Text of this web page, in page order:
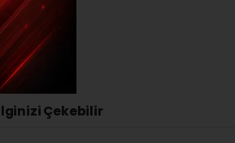
Çekebilir